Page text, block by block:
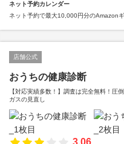
ネット予約カレンダー
ネット予約で最大10,000円分のAmazon
店舗公式
おうちの健康診断
【対応実績多数！】調査は完全無料！圧
ガスの見直し
3.06